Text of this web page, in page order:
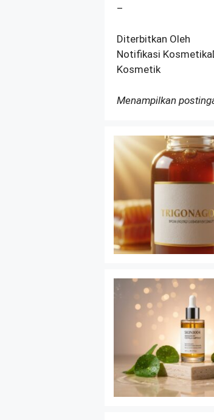
–
Diterbitkan Oleh
Notifikasi
Kosmetik
Menampilkan